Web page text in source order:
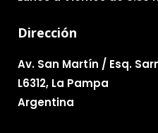
Dirección
Av. San Martín / Esq.
L6312, La Pampa
Argentina